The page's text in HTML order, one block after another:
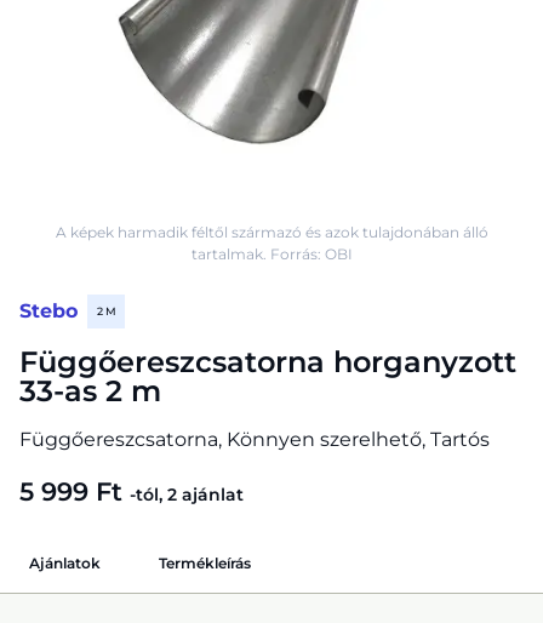
Stebo 2 M
Függőereszcsatorna horganyzott
33-as 2 m
Függőereszcsatorna, Könnyen szerelhető, Tartós
5 999 Ft -tól, 2 ajánlat
A képek harmadik féltől származó és azok tulajdonában álló
tartalmak. Forrás: OBI
Ajánlatok Termékleírás